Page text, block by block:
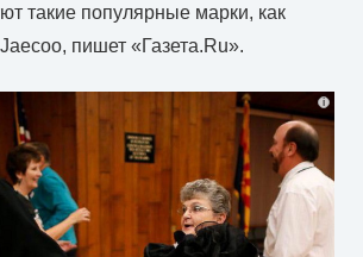
такие популярные марки, как
пишет «Газета.Ru».
i